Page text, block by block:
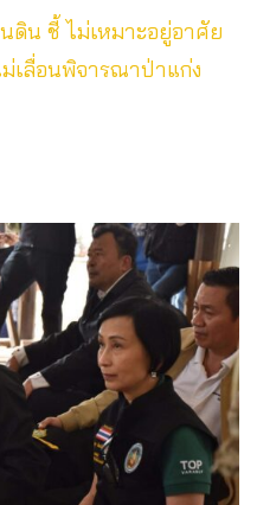
ดิน ชี้ ไม่เหมาะอยู่อาศัย​
ม่เลื่อนพิจารณา​ป่าแก่ง